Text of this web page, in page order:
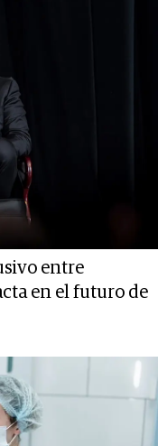
entre
en el futuro de